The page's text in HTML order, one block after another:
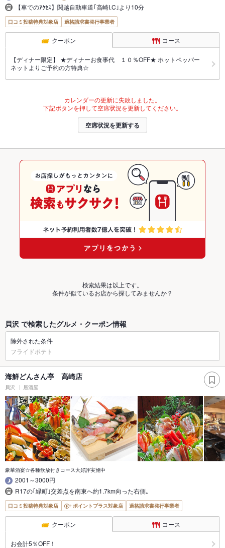
【車でのｱｸｾｽ】関越自動車道｢高崎I.C｣より10分
口コミ投稿特典対象店 適格請求書発行事業者
クーポン コース
【ディナー限定】 ★ディナーお食事代 １０％OFF★ ホットペッパー
ネットよりご予約の方特典☆
カレンダーの更新に失敗しました。
下記ボタンを押して空席状況を更新してください。
空席状況を更新する
検索結果は以上です。
条件が似ているお店から探してみませんか？
貝沢 で検索したグルメ・クーポン情報
除外された条件
フライドポテト
海鮮どんさん亭 高崎店
貝沢 居酒屋
豪華酒宴☆各種飲放付きコース大好評実施中
2001～3000円
R17の｢緑町｣交差点を南東へ約1.7km向った右側｡
口コミ投稿特典対象店 ポイントプラス対象店 適格請求書発行事業者
クーポン コース
お会計5％OFF！